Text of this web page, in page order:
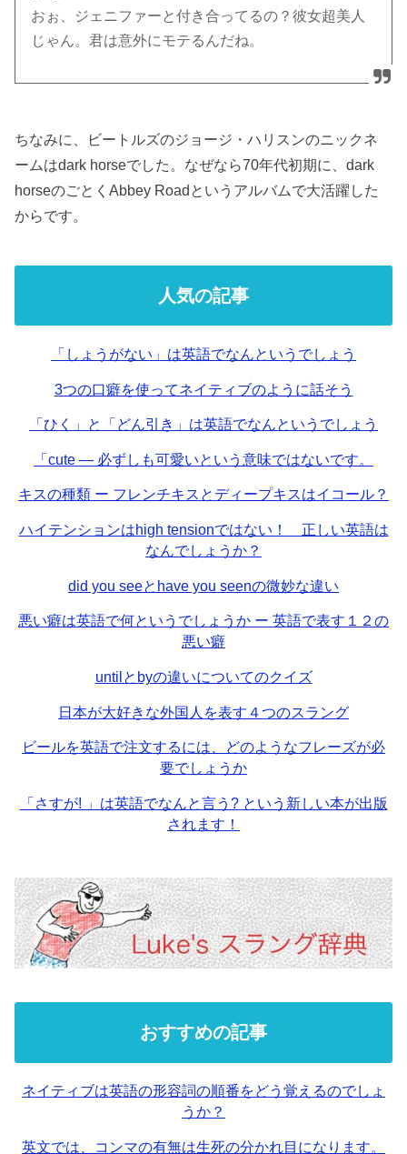
おぉ、ジェニファーと付き合ってるの？彼女超美人
じゃん。君は意外にモテるんだね。
ちなみに、ビートルズのジョージ・ハリスンのニックネ
ームはdark horseでした。なぜなら70年代初期に、dark
horseのごとくAbbey Roadというアルバムで大活躍した
からです。
人気の記事
「しょうがない」は英語でなんというでしょう
3つの口癖を使ってネイティブのように話そう
「ひく」と「どん引き」は英語でなんというでしょう
「cute — 必ずしも可愛いという意味ではないです。
キスの種類 ー フレンチキスとディープキスはイコール？
ハイテンションはhigh tensionではない！ 正しい英語は
なんでしょうか？
did you seeとhave you seenの微妙な違い
悪い癖は英語で何というでしょうか ー 英語で表す１２の
悪い癖
untilとbyの違いについてのクイズ
日本が大好きな外国人を表す４つのスラング
ビールを英語で注文するには、どのようなフレーズが必
要でしょうか
「さすが! 」は英語でなんと言う? という新しい本が出版
されます！
おすすめの記事
ネイティブは英語の形容詞の順番をどう覚えるのでしょ
うか？
英文では、コンマの有無は生死の分かれ目になります。